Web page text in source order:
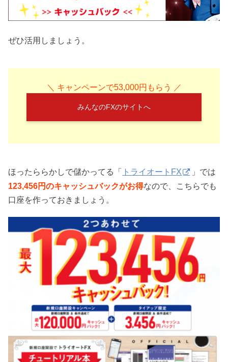
ぜひ活用しましょう。
＼ キャンペーンで53,000円もらう ／
みんなのFXのサイトへ
ほったららかしで儲かってる「 トライオートFX
」では
123,456円のキャッシュバックがお得なので、こちらでも
口座を作っておきましょう。